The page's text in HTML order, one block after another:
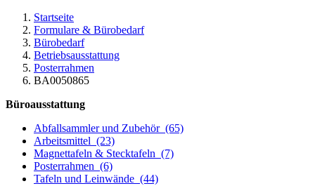
Startseite
Formulare & Bürobedarf
Bürobedarf
Betriebsausstattung
Posterrahmen
BA0050865
Büroausstattung
Abfallsammler und Zubehör (65)
Arbeitsmittel (23)
Magnettafeln & Stecktafeln (7)
Posterrahmen (6)
Tafeln und Leinwände (44)